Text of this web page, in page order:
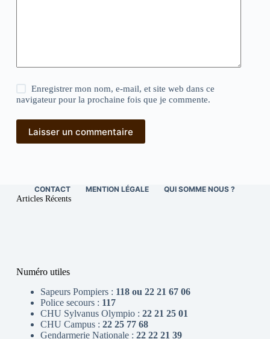
Enregistrer mon nom, e-mail, et site web dans ce
navigateur pour la prochaine fois que je commente.
Laisser un commentaire
CONTACT MENTION LÉGALE QUI SOMME NOUS ?
Articles Récents
Numéro utiles
Sapeurs Pompiers : 118 ou 22 21 67 06
Police secours : 117
CHU Sylvanus Olympio : 22 21 25 01
CHU Campus : 22 25 77 68
Gendarmerie Nationale : 22 22 21 39